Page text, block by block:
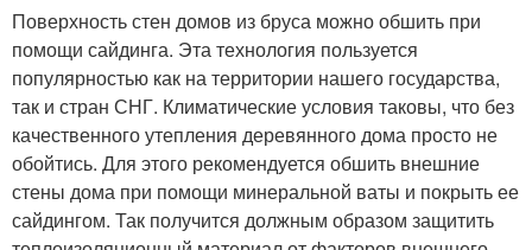
Поверхность стен домов из бруса можно обшить при
помощи сайдинга. Эта технология пользуется
популярностью как на территории нашего государства,
так и стран СНГ. Климатические условия таковы, что без
качественного утепления деревянного дома просто не
обойтись. Для этого рекомендуется обшить внешние
стены дома при помощи минеральной ваты и покрыть ее
сайдингом. Так получится должным образом защитить